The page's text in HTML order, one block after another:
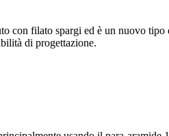
con filato spargi ed è un nuovo
di progettazione.